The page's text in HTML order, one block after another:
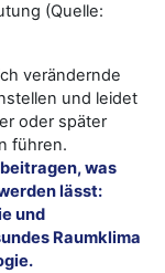
(Quelle:
verändernde
und leidet
oder später
führen.
was
lässt:
und
Raumklima